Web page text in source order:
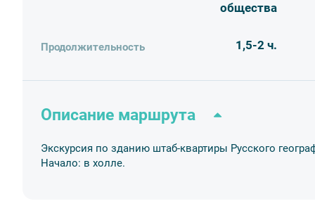
общества
Продолжительность 1,5-2 ч.
Описание маршрута
Экскурсия по зданию штаб-квартиры Русского
Начало: в холле.